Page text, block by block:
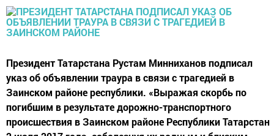
Президент Татарстана Рустам Минниханов подписал
указ об объявлении траура в связи с трагедией в
Заинском районе республики. «Выражая скорбь по
погибшим в результате дорожно-транспортного
происшествия в Заинском районе Республики Татарстан